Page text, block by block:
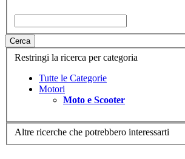
Cerca
Restringi la ricerca per categoria
Tutte le Categorie
Motori
Moto e Scooter
Altre ricerche che potrebbero interessarti